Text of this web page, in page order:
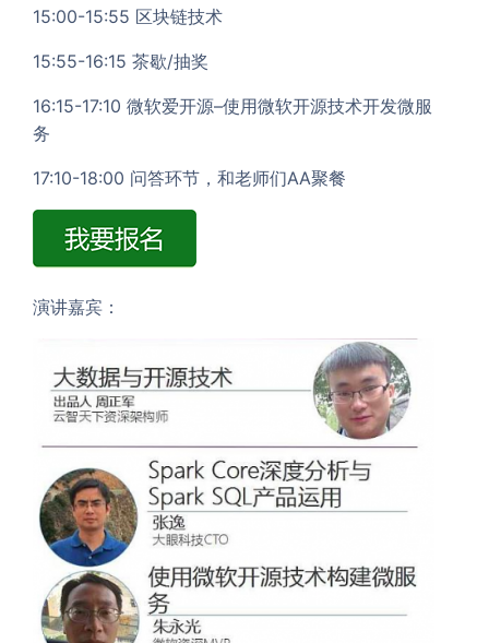
15:00-15:55 区块链技术
15:55-16:15 茶歇/抽奖
16:15-17:10 微软爱开源–使用微软开源技术开发微服
务
17:10-18:00 问答环节，和老师们AA聚餐
演讲嘉宾：